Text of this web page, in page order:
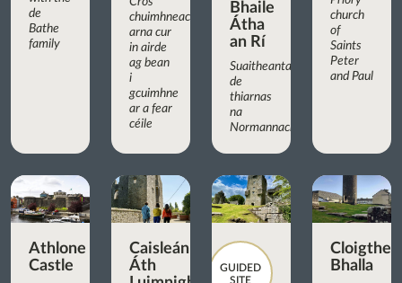
de
Bathe
family
chuimhneacháin
arna cur
in airde
ag bean
i
gcuimhne
ar a fear
céile
Bhaile
Átha
an Rí
Suaitheantas
de
thiarnas
na
Normannach
church
of
Saints
Peter
and Paul
Athlone
Castle
Caisleán
Áth
GUIDED
SITE
Bhalla